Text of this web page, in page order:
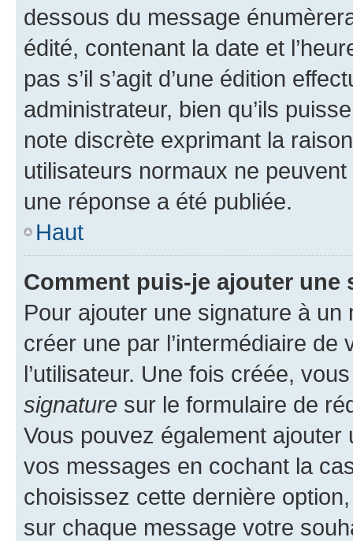
dessous du message
édité, contenant la date et
pas s’il s’agit d’une édition
administrateur, bien qu’ils
note discrète exprimant la
utilisateurs normaux ne
une réponse a été publiée.
Haut
Comment puis-je ajouter une
Pour ajouter une signature à un
créer une par l’intermédiaire
l’utilisateur. Une fois créée,
signature sur le formulaire de
Vous pouvez également
vos messages en cochant la
choisissez cette dernière
sur chaque message votre